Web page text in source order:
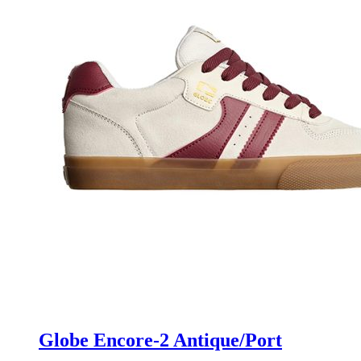
Globe Encore-2 Antique/Port